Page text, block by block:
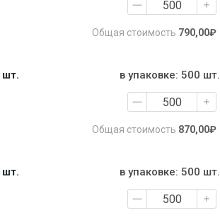
Общая стоимость 790,00₽
в упаковке: 500 шт.
Общая стоимость 870,00₽
шт.
в упаковке: 500 шт.
шт.